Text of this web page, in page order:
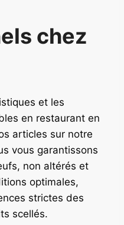
chez
et les
en restaurant en
articles sur notre
vous garantissons
non altérés et
optimales,
strictes des
scellés.